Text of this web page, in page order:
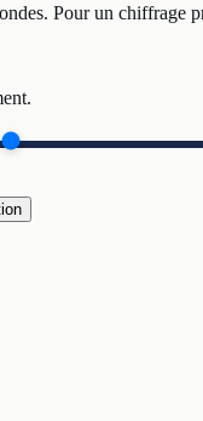
Pour un chiffrage